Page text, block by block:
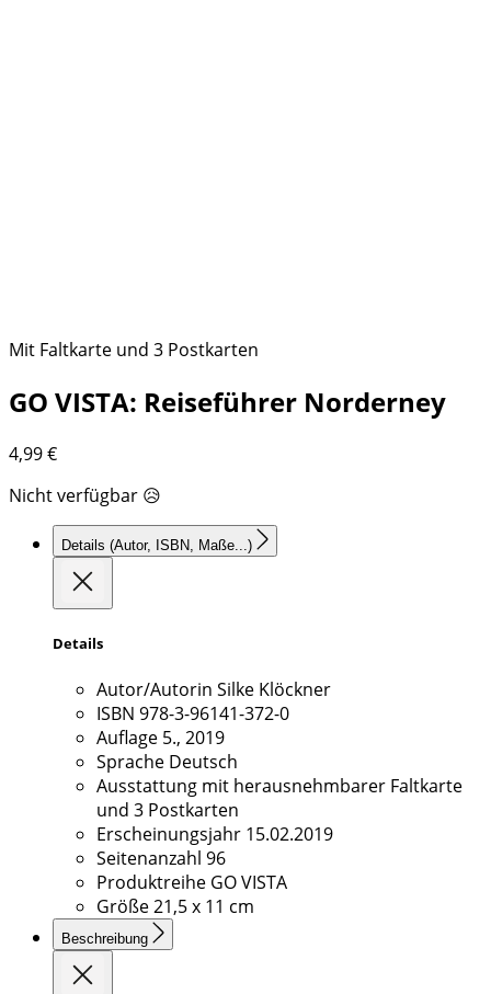
Mit Faltkarte und 3 Postkarten
GO VISTA: Reiseführer Norderney
4,99€
Nicht verfügbar 😥
Details (Autor, ISBN, Maße...)
Details
Autor/Autorin Silke Klöckner
ISBN 978-3-96141-372-0
Auflage 5., 2019
Sprache Deutsch
Ausstattung mit herausnehmbarer Faltkarte
und 3 Postkarten
Erscheinungsjahr 15.02.2019
Seitenanzahl 96
Produktreihe GO VISTA
Größe21,5 x 11 cm
Beschreibung